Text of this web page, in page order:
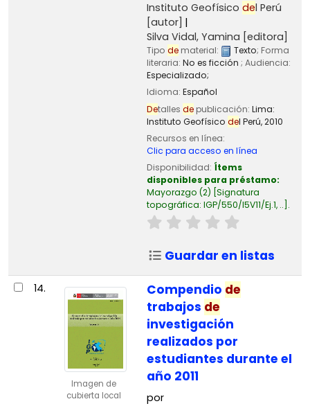
Instituto Geofísico del Perú
[autor]
Silva Vidal, Yamina [editora]
Tipo dematerial: Texto; Forma
literaria: No es ficción ; Audiencia:
Especializado;
Idioma: Español
Detalles depublicación: Lima:
Instituto Geofísico del Perú,2010
Recursos en línea:
Clic para acceso en línea
Disponibilidad: Ítems
disponibles para préstamo:
Mayorazgo (2) Signatura
topográfica: IGP/550/I5V11/Ej.1, .. .
Guardar en listas
14.
Imagen de
cubierta local
Compendio de
trabajos de
investigación
realizados por
estudiantes durante el
año 2011
por